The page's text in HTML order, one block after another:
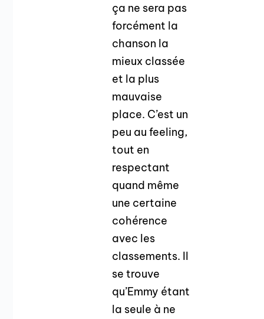
ça ne sera pas
forcément la
chanson la
mieux classée
et la plus
mauvaise
place. C’est un
peu au feeling,
tout en
respectant
quand même
une certaine
cohérence
avec les
classements. Il
se trouve
qu’Emmy étant
la seule à ne